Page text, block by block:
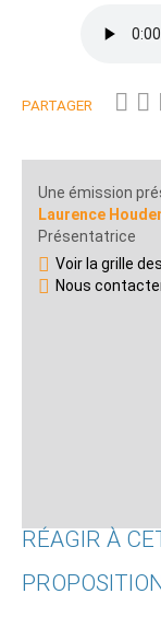
PARTAGER
Une émission
Laurence
Présentatrice
Voir la grille
Nous
RÉAGIR À